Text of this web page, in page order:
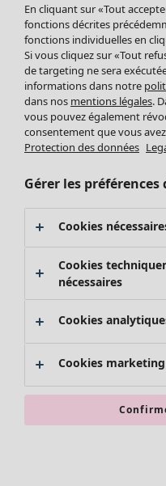
Leggings et collants
Accessoires
Chaussures
Vêtements de bain
Basics
Soldes Mobilier
Bonnes affaires déco
Décoration
Textiles
Tapis
Éponge
Promos SOLDES
Les promos de Gudrun
Nouvel arrivage
Bonnes affaires en soldes
En cliquant sur «Tout
fonctions décrites
fonctions individuelles en
Si vous cliquez sur «Tout
de targeting ne sera
informations dans notre
dans nos mentions légales.
vous pouvez également
consentement que vous
Protection des données
Gérer les
Cookies
Cookies
nécessaires
Cookies
Cookies marketing